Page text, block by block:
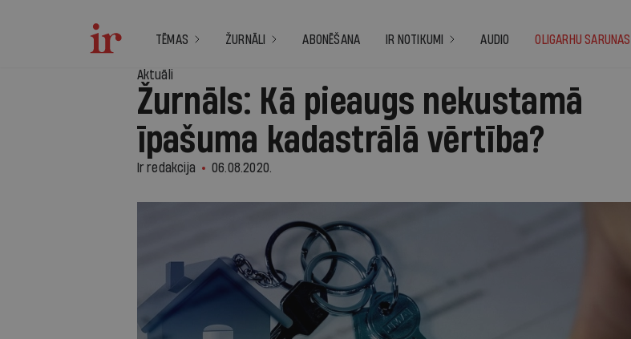
TĒMAS ŽURNĀLI ABONĒŠANA IR NOTIKUMI AUDIO OLIGARHU SARUNAS
Aktuāli
Žurnāls: Kā pieaugs nekustamā
īpašuma kadastrālā vērtība?
Ir redakcija 06.08.2020.